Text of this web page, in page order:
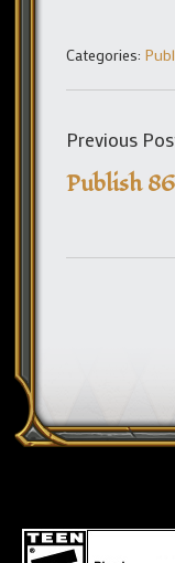
Categories:
Previous
Publish